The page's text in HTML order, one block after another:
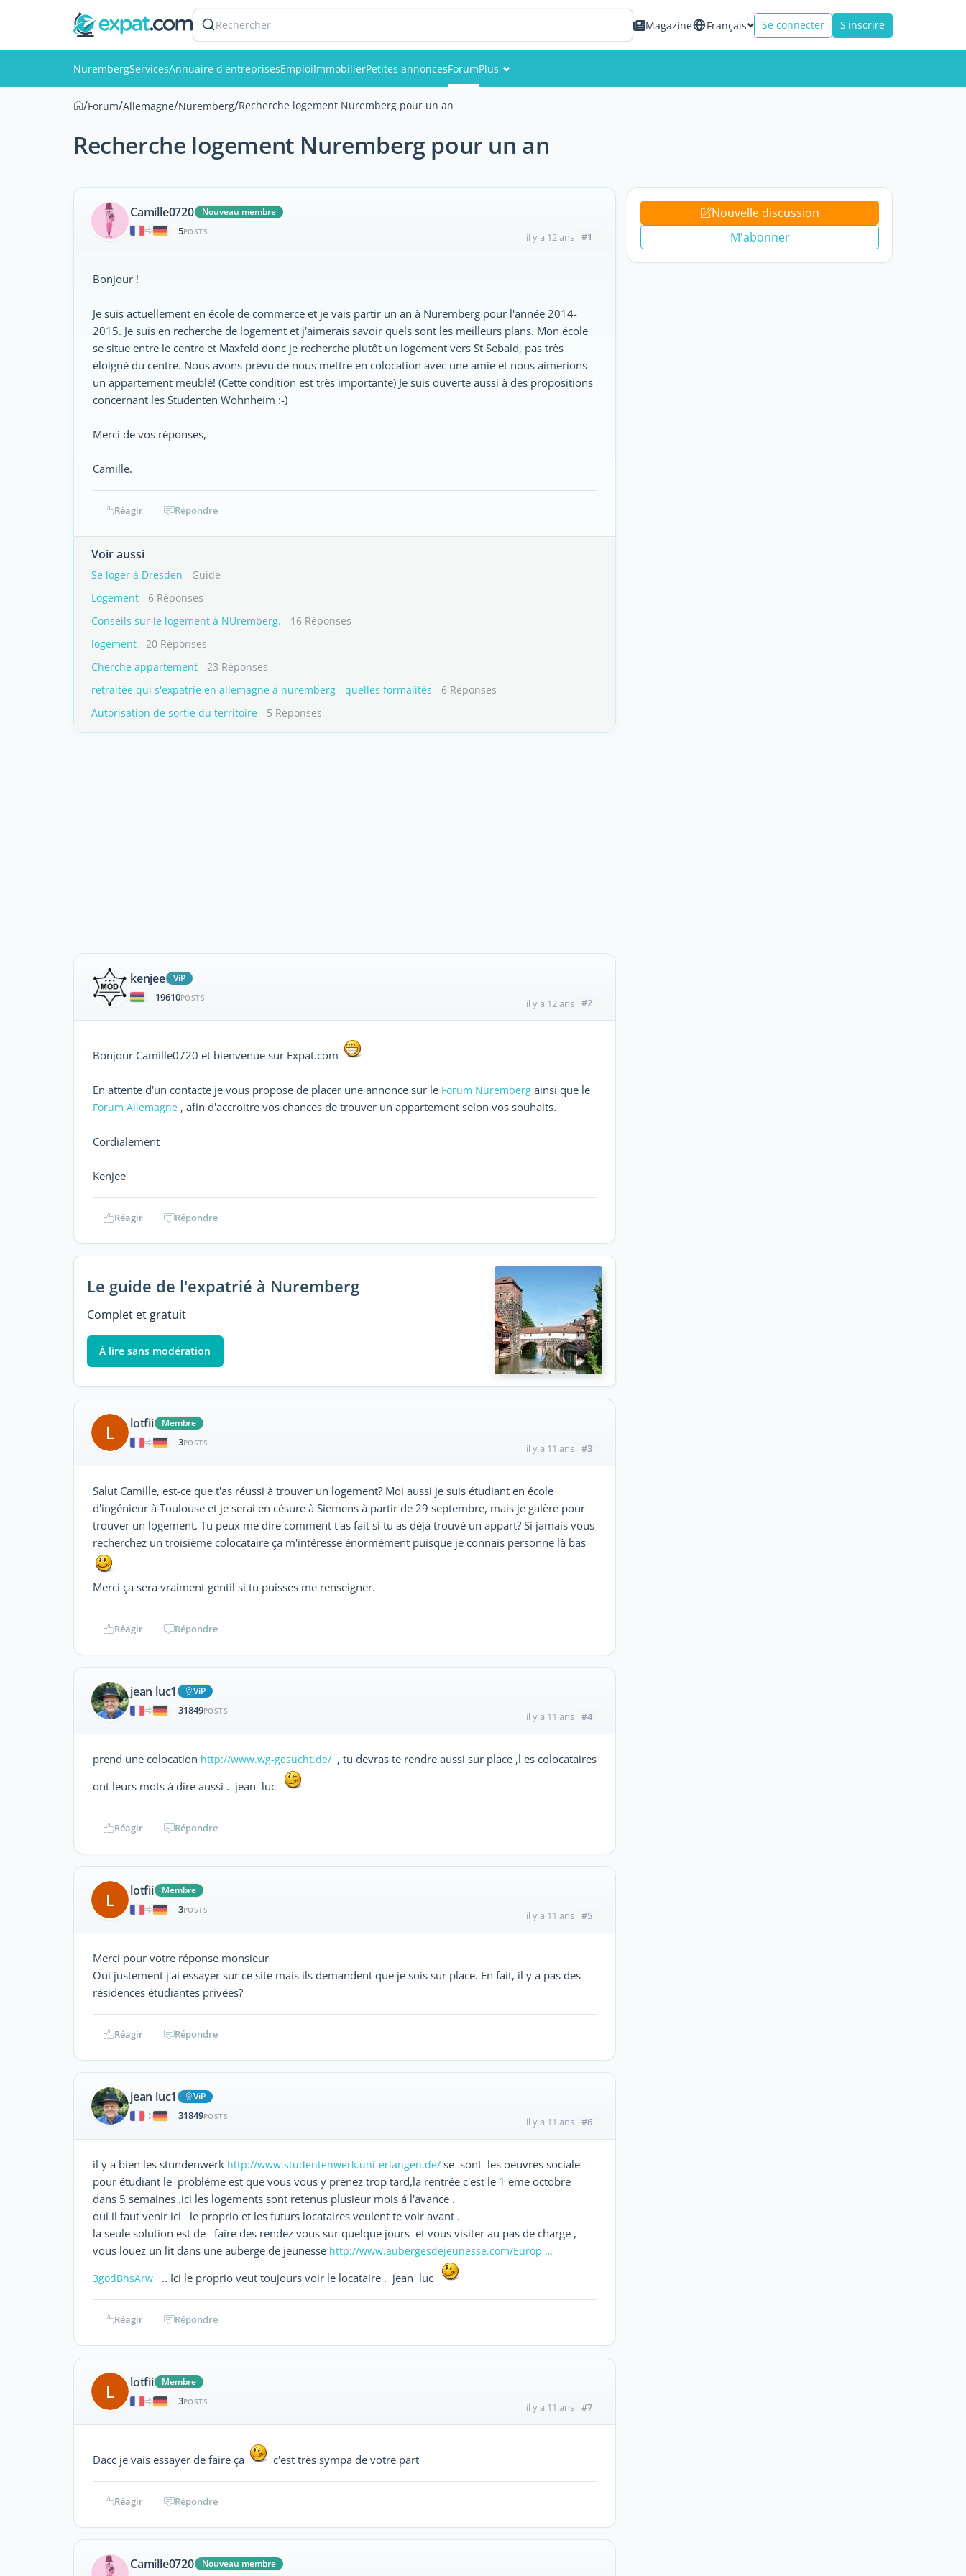
Rechercher Magazine Français Se connecter S'inscrire
NurembergServicesAnnuaire d'entreprisesEmploiImmobilierPetites annoncesForumPlus
/Forum/Allemagne/Nuremberg/Recherche logement Nuremberg pour un an
Recherche logement Nuremberg pour un an
Camille0720
Nouveau membre
|
5POSTS il y a 12 ans #1
Bonjour !
Je suis actuellement en école de commerce et je vais partir un an à Nuremberg pour l'année 2014-
2015. Je suis en recherche de logement et j'aimerais savoir quels sont les meilleurs plans. Mon école
se situe entre le centre et Maxfeld donc je recherche plutôt un logement vers St Sebald, pas très
éloigné du centre. Nous avons prévu de nous mettre en colocation avec une amie et nous aimerions
un appartement meublé! (Cette condition est très importante) Je suis ouverte aussi à des propositions
concernant les Studenten Wohnheim :-)
Merci de vos réponses,
Camille.
Réagir Répondre
Voir aussi
Se loger à Dresden - Guide
Logement - 6 Réponses
Conseils sur le logement à NUremberg. - 16 Réponses
logement - 20 Réponses
Cherche appartement - 23 Réponses
retraitée qui s'expatrie en allemagne à nuremberg - quelles formalités - 6 Réponses
Autorisation de sortie du territoire - 5 Réponses
kenjee
ViP
|
19610POSTS il y a 12 ans #2
Bonjour Camille0720 et bienvenue sur Expat.com
En attente d'un contacte je vous propose de placer une annonce sur le Forum Nuremberg ainsi que le
Forum Allemagne , afin d'accroitre vos chances de trouver un appartement selon vos souhaits.
Cordialement
Kenjee
Réagir Répondre
Le guide de l'expatrié à Nuremberg
Complet et gratuit
À lire sans modération
L lotfii
Membre
|
3POSTS il y a 11 ans #3
Salut Camille, est-ce que t'as réussi à trouver un logement? Moi aussi je suis étudiant en école
d'ingénieur à Toulouse et je serai en césure à Siemens à partir de 29 septembre, mais je galère pour
trouver un logement. Tu peux me dire comment t'as fait si tu as déjà trouvé un appart? Si jamais vous
recherchez un troisième colocataire ça m'intéresse énormément puisque je connais personne là bas
Merci ça sera vraiment gentil si tu puisses me renseigner.
Réagir Répondre
jean luc1
ViP
|
31849POSTS il y a 11 ans #4
prend une colocation http://www.wg-gesucht.de/ , tu devras te rendre aussi sur place ,l es colocataires
ont leurs mots á dire aussi . jean luc
Réagir Répondre
L lotfii
Membre
|
3POSTS il y a 11 ans #5
Merci pour votre réponse monsieur
Oui justement j'ai essayer sur ce site mais ils demandent que je sois sur place. En fait, il y a pas des
résidences étudiantes privées?
Réagir Répondre
jean luc1
ViP
|
31849POSTS il y a 11 ans #6
il y a bien les stundenwerk http://www.studentenwerk.uni-erlangen.de/ se sont les oeuvres sociale
pour étudiant le probléme est que vous vous y prenez trop tard,la rentrée c'est le 1 eme octobre
dans 5 semaines .ici les logements sont retenus plusieur mois á l'avance .
oui il faut venir ici le proprio et les futurs locataires veulent te voir avant .
la seule solution est de faire des rendez vous sur quelque jours et vous visiter au pas de charge ,
vous louez un lit dans une auberge de jeunesse http://www.aubergesdejeunesse.com/Europ …
3godBhsArw .. Ici le proprio veut toujours voir le locataire . jean luc
Réagir Répondre
L lotfii
Membre
|
3POSTS il y a 11 ans #7
Dacc je vais essayer de faire ça c'est très sympa de votre part
Réagir Répondre
Camille0720 Nouveau membre
Nouvelle discussion
M'abonner